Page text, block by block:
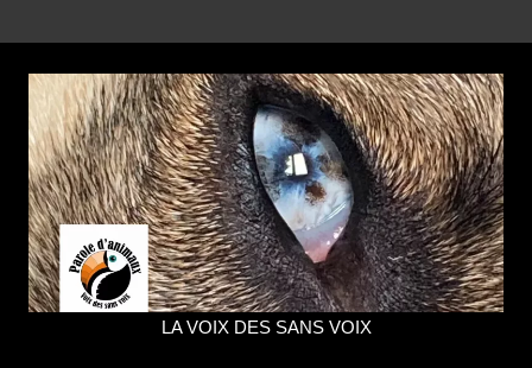
au
contenu
PAROLE
LA VOIX DES SANS VOIX